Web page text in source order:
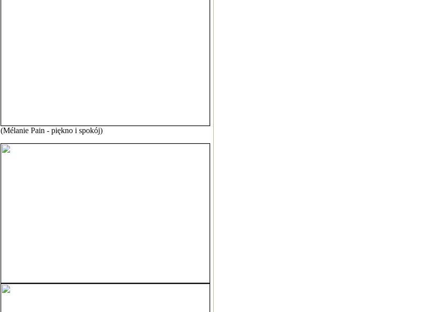
(Mélanie Pain - piękno i spokój)